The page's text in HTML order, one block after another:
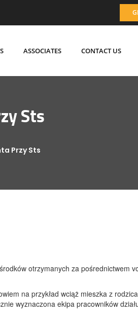
ASSOCIATES CONTACT US
Sts
Przy Sts
otrzymanych za pośrednictwem
na przykład wciąż mieszka z
wyznaczona ekipa pracowników